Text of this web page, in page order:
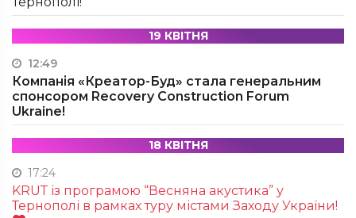
19 КВІТНЯ
12:49
Компанія «Креатор-Буд» стала генеральним
спонсором Recovery Construction Forum
Ukraine!
18 КВІТНЯ
17:24
KRUТ із програмою “Весняна акустика” у
Тернополі в рамках туру містами Заходу України!